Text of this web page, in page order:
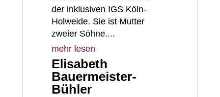
der inklusiven IGS Köln-
Holweide. Sie ist Mutter
zweier Söhne....
mehr lesen
Elisabeth
Bauermeister-
Bühler